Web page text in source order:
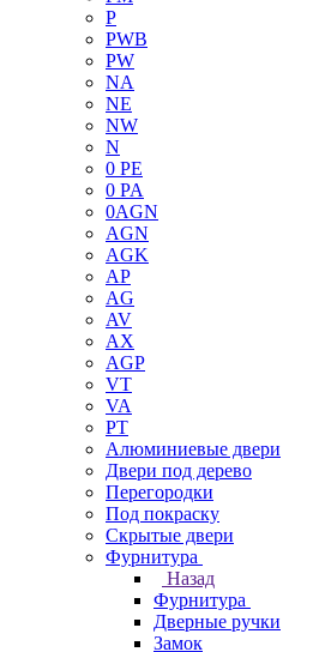
P
PWB
PW
NA
NE
NW
N
0 PE
0 PA
0AGN
AGN
AGK
AP
AG
AV
AX
AGP
VT
VA
PT
Алюминиевые двери
Двери под дерево
Перегородки
Под покраску
Скрытые двери
Фурнитура
Назад
Фурнитура
Дверные ручки
Замок